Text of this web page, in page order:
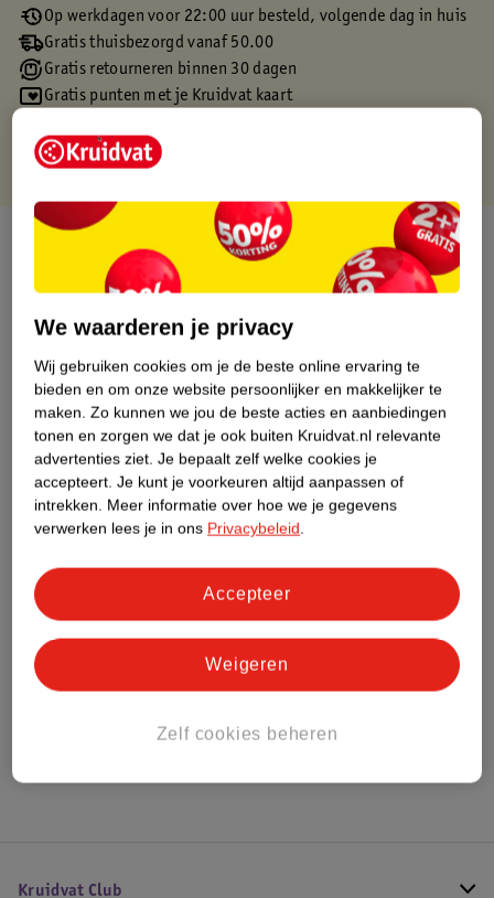
Op werkdagen voor 22:00 uur besteld, volgende dag in huis
Gratis thuisbezorgd vanaf 50.00
Gratis retourneren binnen 30 dagen
Gratis punten met je Kruidvat kaart
Over dit product
Productinformatie
Etiketinformatie
Nature Impact Score
Dit product heeft (nog) geen Nature
Impact Score.
Meer informatie
Bestel & Bezorginformatie
Bekijk ook
Lucovitaal Alle Bacteriestammen
Kruidvat Club
We waarderen je privacy
Wij gebruiken cookies om je de beste online ervaring te
bieden en om onze website persoonlijker en makkelijker te
maken. Zo kunnen we jou de beste acties en aanbiedingen
tonen en zorgen we dat je ook buiten Kruidvat.nl relevante
advertenties ziet. Je bepaalt zelf welke cookies je
accepteert. Je kunt je voorkeuren altijd aanpassen of
intrekken. Meer informatie over hoe we je gegevens
verwerken lees je in ons Privacybeleid.
Zelf cookies beheren
Weigeren
Accepteer